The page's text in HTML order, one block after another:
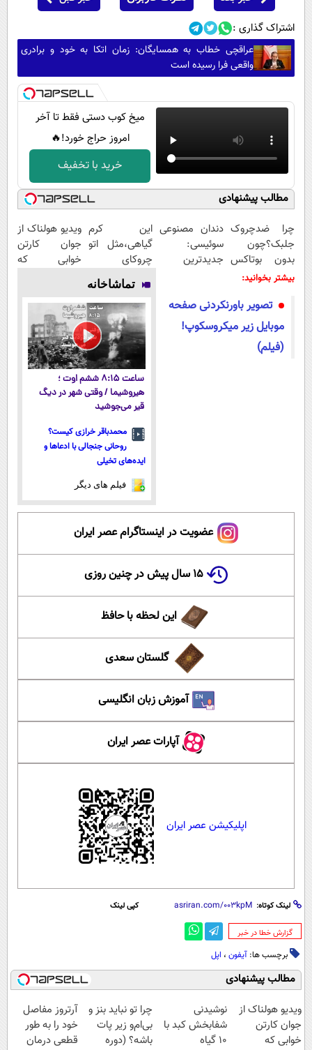
اشتراک گذاری :
عراقچی خطاب به همسایگان: زمان اتکا به خود و برادری
واقعی فرا رسیده است
میخ کوب دستی فقط تا آخر
امروز حراج خورد!🔥
خرید با تخفیف
مطالب پیشنهادی
چرا ضدچروک
جلبک؟چون
بدون بوتاکس
جوون میشی💉
دندان مصنوعی
سوئیسی:
جدیدترین
پرداخت قسطی
این کرم
گیاهی،مثل اتو
چروکای
پوستتوصاف
میکنه!50%تخفیف
ویدیو هولناک از
جوان کارتن
خوابی که
بیشتر بخوانید:
تصویر باورنکردنی صفحه
موبایل زیر میکروسکوپ!
(فیلم)
تماشاخانه
ساعت ۸:۱۵ ششم اوت ؛
هیروشیما / وقتی شهر در دیگ
قیر می‌جوشید
محمدباقر خرازی کیست؟
روحانی جنجالی با ادعاها و
ایده‌های تخیلی
فیلم های دیگر
عضویت در اینستاگرام عصر ایران
۱۵ سال پیش در چنین روزی
این لحظه با حافظ
گلستان سعدی
آموزش زبان انگلیسی
آپارات عصر ایران
اپلیکیشن عصر ایران
لینک کوتاه: کپی لینک
‌گزارش خطا در خبر
برچسب ها: آیفون ، اپل
مطالب پیشنهادی
ویدیو هولناک از
جوان کارتن
خوابی که
نوشیدنی
شفابخش کبد با
10 گیاه
چرا تو نباید بنز و
بی‌ام‌و زیر پات
باشه؟ (دوره
آرتروز مفاصل
خود را به طور
قطعی درمان